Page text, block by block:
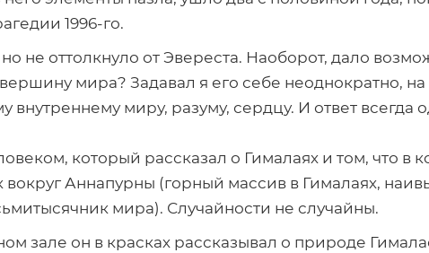
1996-го.
не оттолкнуло от Эвереста. Наоборот, дало
мира? Задавал я его себе неоднократно,
миру, разуму, сердцу. И ответ всегда
который рассказал о Гималаях и том, что в
вокруг Аннапурны (горный массив в Гималаях,
мира). Случайности не случайны.
зале он в красках рассказывал о природе